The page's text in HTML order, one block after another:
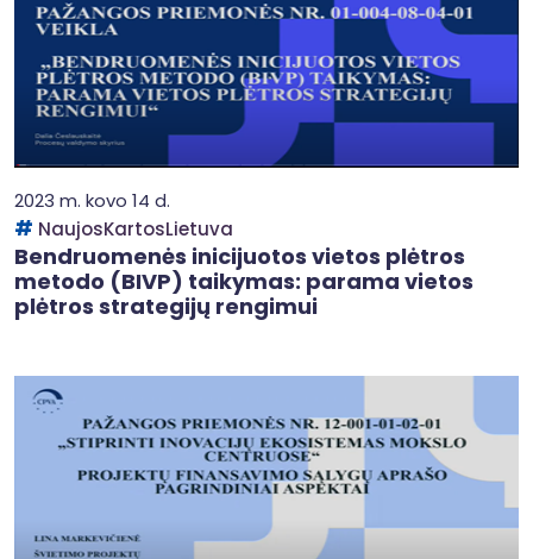
2023 m. kovo 14 d.
NaujosKartosLietuva
Bendruomenės inicijuotos vietos plėtros
metodo (BIVP) taikymas: parama vietos
plėtros strategijų rengimui